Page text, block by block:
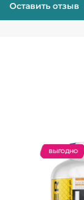
Оставить отзыв
ВЫГОДНО